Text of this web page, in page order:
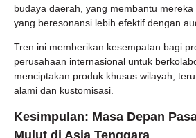
budaya daerah, yang membantu
yang beresonansi lebih efektif dengan
Tren ini memberikan kesempatan bagi
perusahaan internasional untuk
menciptakan produk khusus wilayah,
alami dan kustomisasi.
Kesimpulan: Masa Depan